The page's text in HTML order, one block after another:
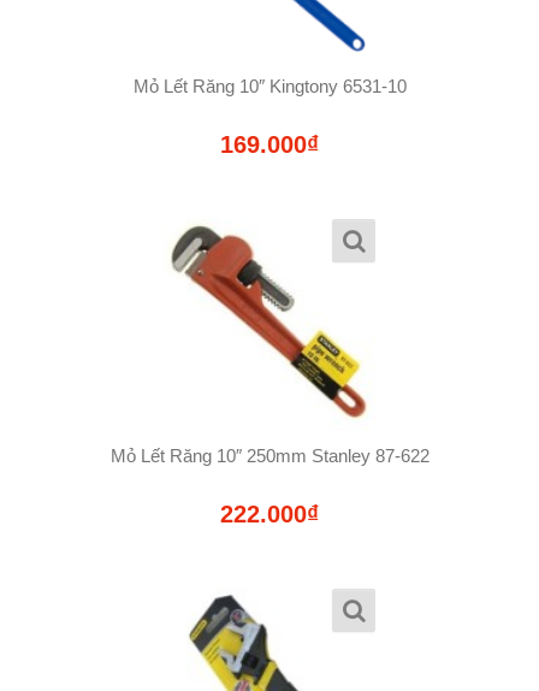
Mỏ Lết Răng 10″ Kingtony 6531-10
169.000₫
Mỏ Lết Răng 10″ 250mm Stanley 87-622
222.000₫